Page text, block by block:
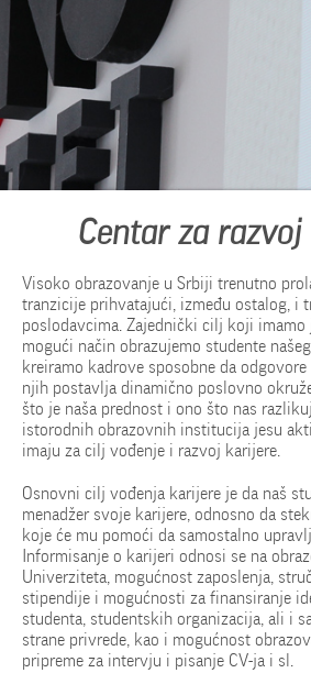
Centar za
Visoko obrazovanje u Srbiji trenutno
tranzicije prihvatajući, između ostalog, i
poslodavcima. Zajednički cilj koji imamo
mogući način obrazujemo studente
kreiramo kadrove sposobne da
njih postavlja dinamično poslovno
što je naša prednost i ono što nas
istorodnih obrazovnih institucija jesu
imaju za cilj vođenje i razvoj karijere.
Osnovni cilj vođenja karijere je da naš
menadžer svoje karijere, odnosno da
koje će mu pomoći da samostalno
Informisanje o karijeri odnosi se na
Univerziteta, mogućnost zaposlenja,
stipendije i mogućnosti za finansiranje
studenta, studentskih organizacija, ali i
strane privrede, kao i mogućnost
pripreme za intervju i pisanje CV-ja i sl.